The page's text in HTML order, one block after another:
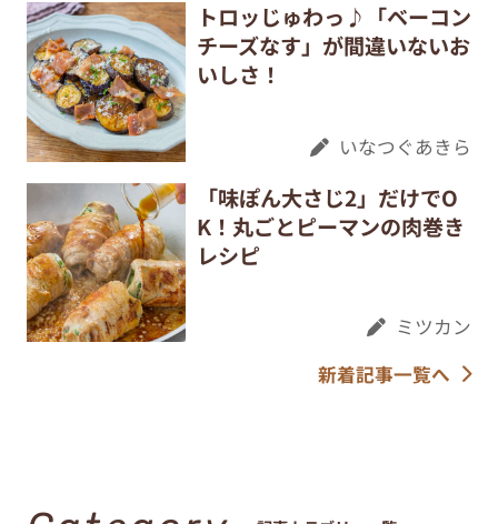
トロッじゅわっ♪「ベーコン
チーズなす」が間違いないお
いしさ！
いなつぐあきら
「味ぽん大さじ2」だけでO
K！丸ごとピーマンの肉巻き
レシピ
ミツカン
新着記事一覧へ